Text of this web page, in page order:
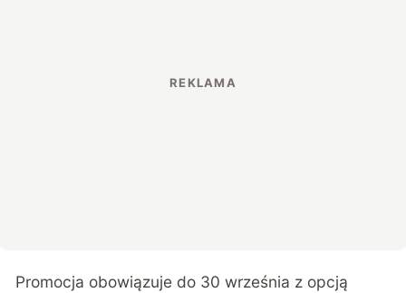
Promocja obowiązuje do 30 września z opcją